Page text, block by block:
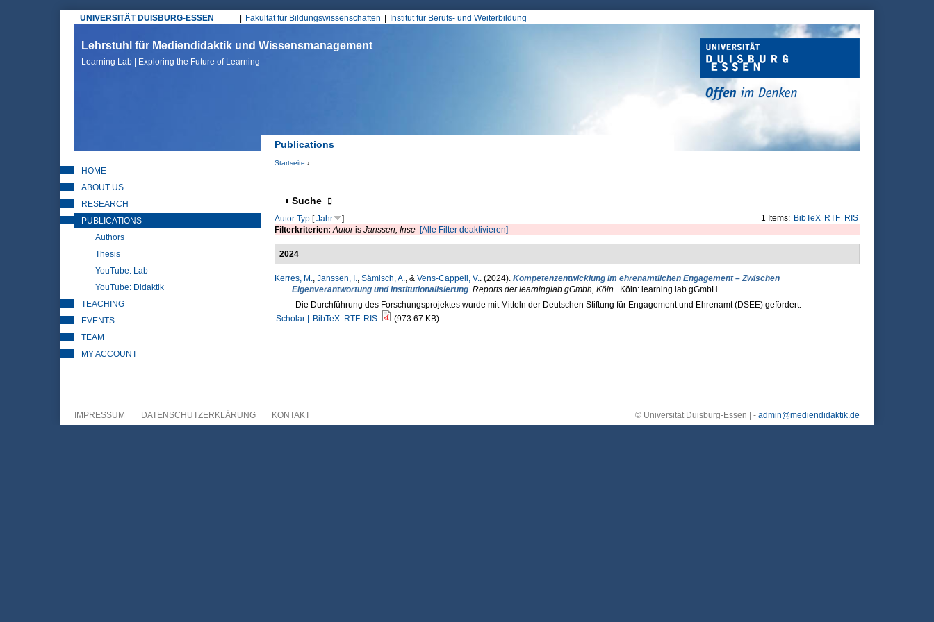
UNIVERSITÄT DUISBURG-ESSEN
Hauptmenü
Fakultät für Bildungswissenschaften Institut für Berufs- und Weiterbildung
Lehrstuhl für Mediendidaktik und Wissensmanagement
Learning Lab | Exploring the Future of Learning
Publications
Startseite ›
Anzeigen
Suche
1 Items: BibTeX RTF RIS
Autor Typ[Jahr
]
Filterkriterien:Autoris Janssen, Inse [Alle Filter deaktivieren]
2024
Kerres, M., Janssen, I., Sämisch, A., & Vens-Cappell, V.. (2024). Kompetenzentwicklung im ehrenamtlichen Engagement – Zwischen
Eigenverantwortung und Institutionalisierung. Reports der learninglab gGmbh, Köln . Köln: learning lab gGmbH.
Die Durchführung des Forschungsprojektes wurde mit Mitteln der Deutschen Stiftung für Engagement und Ehrenamt (DSEE) gefördert.
Scholar |
BibTeX RTF RIS (973.67 KB)
HOME
ABOUT US
RESEARCH
PUBLICATIONS
Authors
Thesis
YouTube: Lab
YouTube: Didaktik
TEACHING
EVENTS
TEAM
MY ACCOUNT
IMPRESSUM DATENSCHUTZERKLÄRUNG KONTAKT © Universität Duisburg-Essen | - admin@mediendidaktik.de